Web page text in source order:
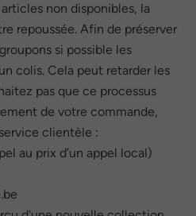
non disponibles, la
repoussée. Afin de préserver
si possible les
colis. Cela peut retarder les
pas que ce processus
de votre commande,
clientèle :
au prix d’un appel local)